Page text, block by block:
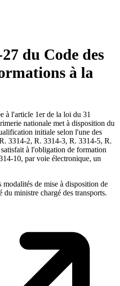
du Code des
à la
à l'article 1er de la loi du 31
nationale met à disposition du
initiale selon l'une des
3314-2, R. 3314-3, R. 3314-5, R.
à l'obligation de formation
10, par voie électronique, un
de mise à disposition de
ministre chargé des transports.